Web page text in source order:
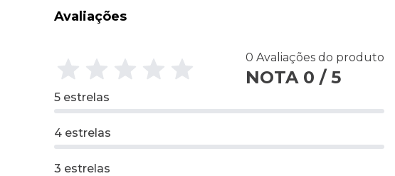
Avaliações
0 Avaliações do produto
NOTA 0 / 5
5 estrelas
4 estrelas
3 estrelas